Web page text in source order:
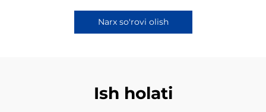
Narx so'rovi olish
Ish holati